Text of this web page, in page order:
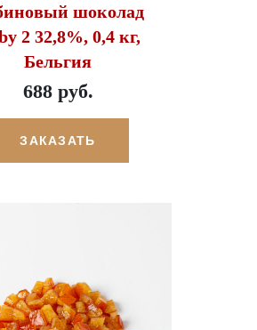
шоколад
2 32,8%, 0,4 кг,
Бельгия
688 руб.
ЗАКАЗАТЬ